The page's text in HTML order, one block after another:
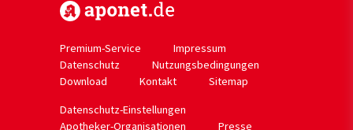
Premium-Service
Impressum
Datenschutz
Nutzungsbedingungen
Download
Kontakt
Sitemap
Datenschutz-Einstellungen
Apotheker-Organisationen
Presse